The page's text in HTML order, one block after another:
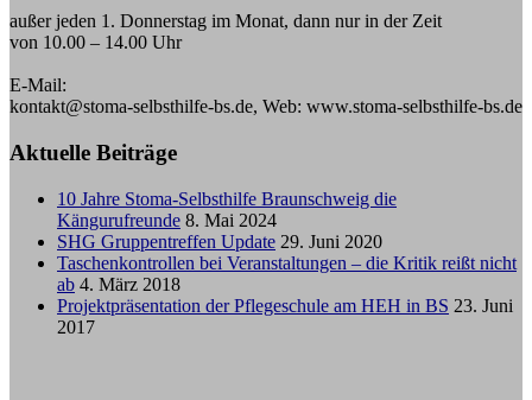
außer jeden 1. Donnerstag im Monat, dann nur in der Zeit
von 10.00 – 14.00 Uhr
E-Mail:
kontakt@stoma-selbsthilfe-bs.de, Web: www.stoma-selbsthilfe-bs.de
Aktuelle Beiträge
10 Jahre Stoma-Selbsthilfe Braunschweig die
Kängurufreunde 8. Mai 2024
SHG Gruppentreffen Update 29. Juni 2020
Taschenkontrollen bei Veranstaltungen – die Kritik reißt nicht
ab 4. März 2018
Projektpräsentation der Pflegeschule am HEH in BS 23. Juni
2017